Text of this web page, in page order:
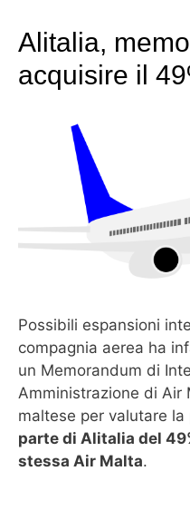
Alitalia,
acquisire il
Possibili espansioni
compagnia aerea ha
un Memorandum di
Amministrazione di Air
maltese per valutare la
parte di Alitalia del
stessa Air Malta.